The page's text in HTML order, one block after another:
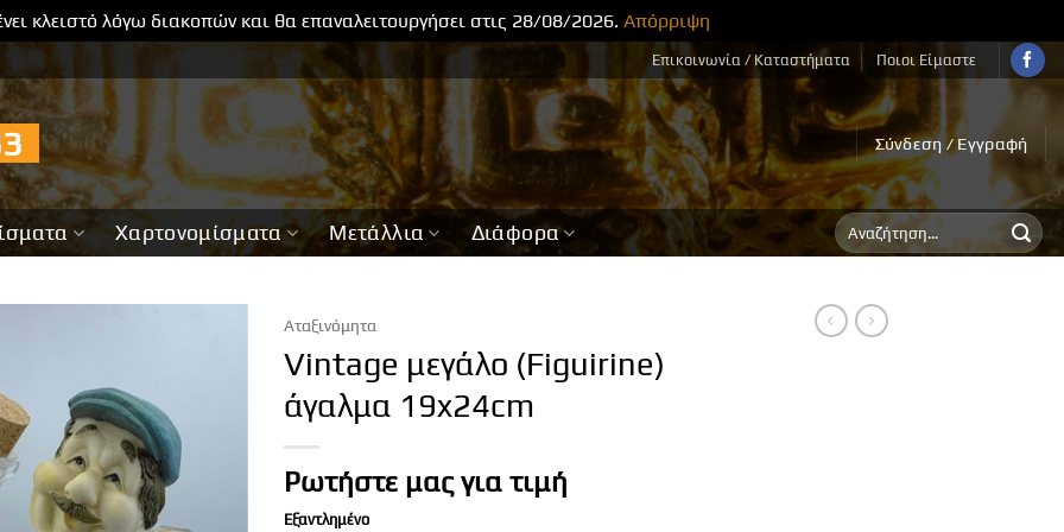
κλειστό λόγω διακοπών και θα επαναλειτουργήσει στις 28/08/2026.Απόρριψη
Επικοινωνία / Καταστήματα Ποιοι Είμαστε
Σύνδεση / Εγγραφή
Χαρτονομίσματα Μετάλλια Διάφορα
Αναζήτηση
για:
Αταξινόμητα
Vintage μεγάλο (Figuirine)
άγαλμα 19x24cm
Ρωτήστε μας για τιμή
Εξαντλημένο